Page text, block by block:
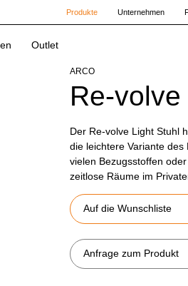
Produkte Unternehmen
Outlet
ARCO
Re-
Der Re-volve Light Stuhl
die leichtere Variante
vielen Bezugsstoffen
zeitlose Räume im
Auf die Wunschliste
Anfrage zum Produkt